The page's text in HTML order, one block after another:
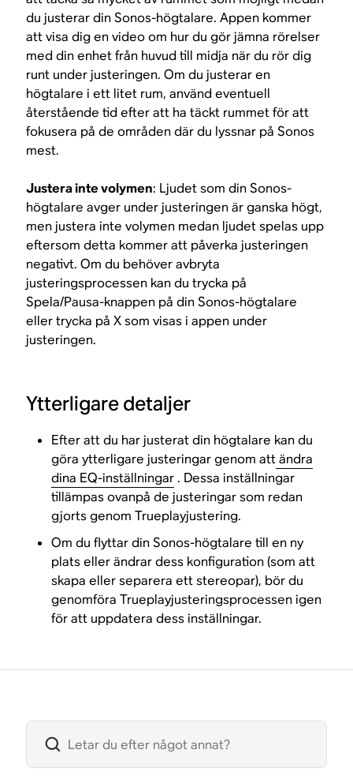
du justerar din Sonos-högtalare. Appen kommer
att visa dig en video om hur du gör jämna rörelser
med din enhet från huvud till midja när du rör dig
runt under justeringen. Om du justerar en
högtalare i ett litet rum, använd eventuell
återstående tid efter att ha täckt rummet för att
fokusera på de områden där du lyssnar på Sonos
mest.
Justera inte volymen: Ljudet som din Sonos-
högtalare avger under justeringen är ganska högt,
men justera inte volymen medan ljudet spelas upp
eftersom detta kommer att påverka justeringen
negativt. Om du behöver avbryta
justeringsprocessen kan du trycka på
Spela/Pausa-knappen på din Sonos-högtalare
eller trycka på X som visas i appen under
justeringen.
Ytterligare detaljer
Efter att du har justerat din högtalare kan du
göra ytterligare justeringar genom attändra
dina EQ-inställningar. Dessa inställningar
tillämpas ovanpå de justeringar som redan
gjorts genom Trueplayjustering.
Om du flyttar din Sonos-högtalare till en ny
plats eller ändrar dess konfiguration (som att
skapa eller separera ett stereopar), bör du
genomföra Trueplayjusteringsprocessen igen
för att uppdatera dess inställningar.